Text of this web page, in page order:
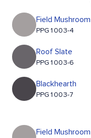
Field Mushroom
PPG1003-4
Roof Slate
PPG1003-6
Blackhearth
PPG1003-7
Field Mushroom